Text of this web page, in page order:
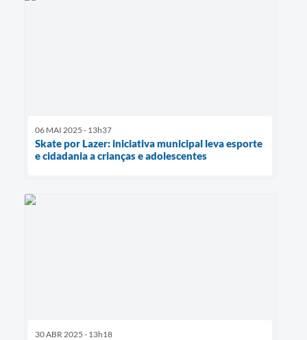
06 MAI 2025 - 13h37
Skate por Lazer: iniciativa municipal leva esporte
e cidadania a crianças e adolescentes
30 ABR 2025 - 13h18